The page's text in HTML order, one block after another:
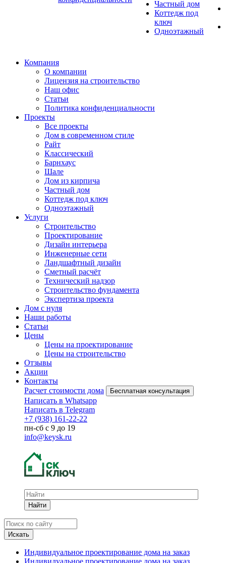
Частный дом
Коттедж под
ключ
Одноэтажный
Компания
О компании
Лицензия на строительство
Наш офис
Статьи
Политика конфиденциальности
Проекты
Все проекты
Дом в современном стиле
Райт
Классический
Барнхаус
Шале
Дом из кирпича
Частный дом
Коттедж под ключ
Одноэтажный
Услуги
Строительство
Проектирование
Дизайн интерьера
Инженерные сети
Ландшафтный дизайн
Сметный расчёт
Технический надзор
Строительство фундамента
Экспертиза проекта
Дом с нуля
Наши работы
Статьи
Цены
Цены на проектирование
Цены на строительство
Отзывы
Акции
Контакты
Расчет стоимости дома
Бесплатная консультация
Написать в Whatsapp
Написать в Telegram
+7 (938) 161-22-22
пн-сб с 9 до 19
info@keysk.ru
Найти
Индивидуальное проектирование дома на заказ
Индивидуальное проектирование дома на заказ